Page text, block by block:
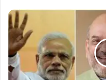
–
मुख्यमंत्री
विष्णुदेव
साय
BJP
ने
मध्यप्रदेश
लिए
जारी
की